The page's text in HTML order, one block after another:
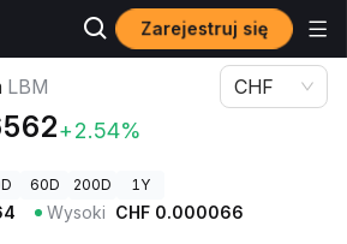
Zarejestruj się
Litebeam LBM
LBM
+2.54%
CHF
60D 200D 1Y
Wysoki CHF 0.000066